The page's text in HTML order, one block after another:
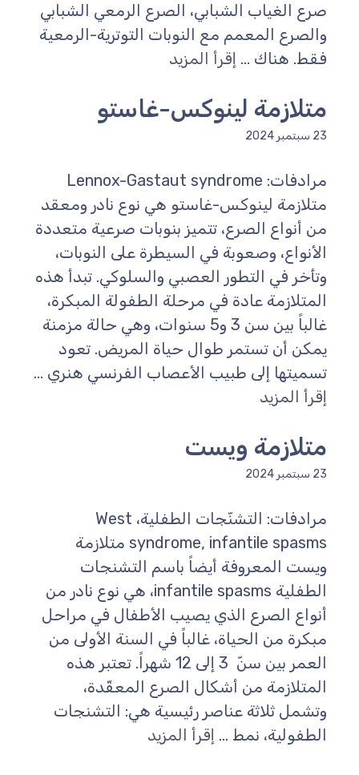
صرع الغياب الشبابي، الصرع الرمعي الشبابي
والصرع المعمم مع النوبات التوترية-الرمعية
فقط. هناك ... إقرأ المزيد
متلازمة لينوكس-غاستو
23 سبتمبر 2024
مرادفات: Lennox-Gastaut syndrome
متلازمة لينوكس-غاستو هي نوع نادر ومعقد
من أنواع الصرع، تتميز بنوبات صرعية متعددة
الأنواع، وصعوبة في السيطرة على النوبات،
وتأخر في التطور العصبي والسلوكي. تبدأ هذه
المتلازمة عادة في مرحلة الطفولة المبكرة،
غالباً بين سن 3 و5 سنوات، وهي حالة مزمنة
يمكن أن تستمر طوال حياة المريض. تعود
تسميتها إلى طبيب الأعصاب الفرنسي هنري ...
إقرأ المزيد
متلازمة ويست
23 سبتمبر 2024
مرادفات: التشنّجات الطفلية، West
syndrome, infantile spasms متلازمة
ويست المعروفة أيضاً باسم التشنجات
الطفلية infantile spasms، هي نوع نادر من
أنواع الصرع الذي يصيب الأطفال في مراحل
مبكرة من الحياة، غالباً في السنة الأولى من
العمر بين سنّ 3 إلى 12 شهراً. تعتبر هذه
المتلازمة من أشكال الصرع المعقّدة،
وتشمل ثلاثة عناصر رئيسية هي: التشنجات
الطفولية، نمط ... إقرأ المزيد